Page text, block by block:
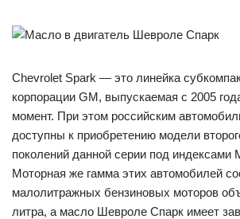
Chevrolet Spark — это линейка
корпорации GM, выпускаемая с 2005
момент. При этом российским
доступны к приобретению модели
поколений данной серии под индексами
Моторная же гамма этих автомобилей
малолитражных бензиновых моторов
литра, а масло Шевроле Спарк имеет